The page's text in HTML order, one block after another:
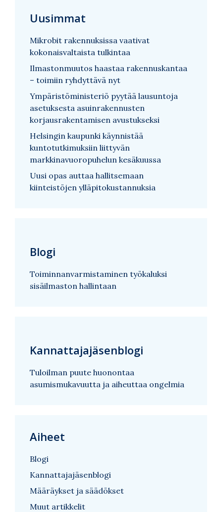
Uusimmat
Mikrobit rakennuksissa vaativat
kokonaisvaltaista tulkintaa
Ilmastonmuutos haastaa rakennuskantaa
– toimiin ryhdyttävä nyt
Ympäristöministeriö pyytää lausuntoja
asetuksesta asuinrakennusten
korjausrakentamisen avustukseksi
Helsingin kaupunki käynnistää
kuntotutkimuksiin liittyvän
markkinavuoropuhelun kesäkuussa
Uusi opas auttaa hallitsemaan
kiinteistöjen ylläpitokustannuksia
Blogi
Toiminnanvarmistaminen työkaluksi
sisäilmaston hallintaan
Kannattajajäsenblogi
Tuloilman puute huonontaa
asumismukavuutta ja aiheuttaa ongelmia
Aiheet
Blogi
Kannattajajäsenblogi
Määräykset ja säädökset
Muut artikkelit